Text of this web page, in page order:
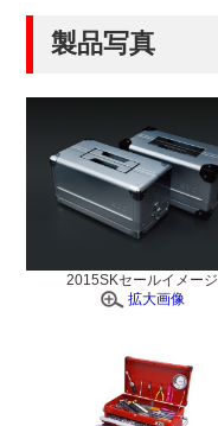
製品写真
2015SKセールイメージ
拡大画像